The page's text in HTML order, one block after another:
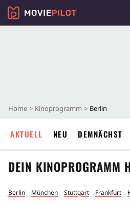
Home Kinoprogramm Berlin
AKTUELL NEU DEMNÄCHST
DEIN KINOPROGRAMM
Berlin München Stuttgart Frankfurt